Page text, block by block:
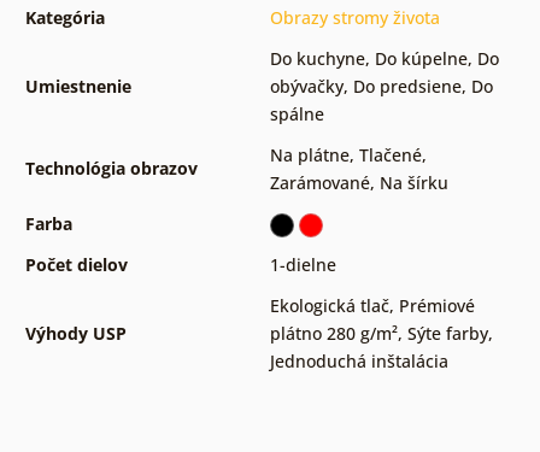
Kategória Obrazy stromy života
Umiestnenie
Do kuchyne, Do kúpelne, Do
obývačky, Do predsiene, Do
spálne
Technológia obrazov
Na plátne, Tlačené,
Zarámované, Na šírku
Farba
Počet dielov
1-dielne
Výhody USP
Ekologická tlač, Prémiové
plátno 280 g/m², Sýte farby,
Jednoduchá inštalácia